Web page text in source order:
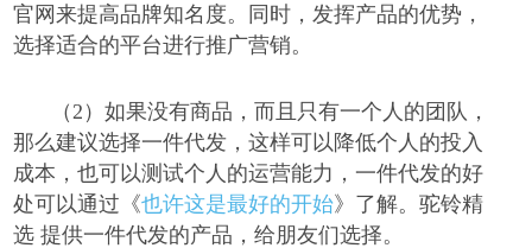
官网来提高品牌知名度。同时，发挥产品的优势，
选择适合的平台进行推广营销。
（2）如果没有商品，而且只有一个人的团队，
那么建议选择一件代发，这样可以降低个人的投入
成本，也可以测试个人的运营能力，一件代发的好
处可以通过《也许这是最好的开始》了解。驼铃精
选 提供一件代发的产品，给朋友们选择。